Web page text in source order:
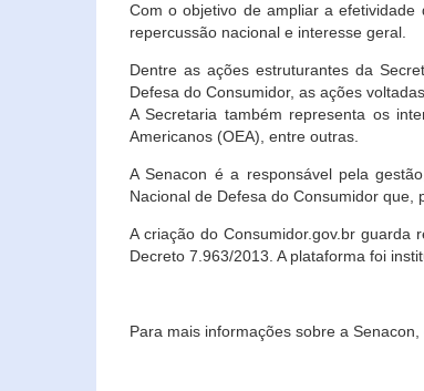
Com o objetivo de ampliar a
repercussão nacional e interesse geral.
Dentre as ações estruturantes da
Defesa do Consumidor, as ações
A Secretaria também representa os
Americanos (OEA), entre outras.
A Senacon é a responsável pela
Nacional de Defesa do Consumidor que,
A criação do Consumidor.gov.br guarda
Decreto 7.963/2013. A plataforma foi
Para mais informações sobre a Senacon,